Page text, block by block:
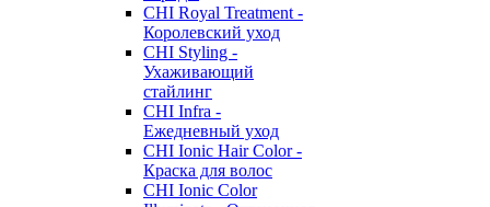
CHI Royal Treatment -
Королевский уход
CHI Styling -
Ухаживающий
стайлинг
CHI Infra -
Ежедневный уход
CHI Ionic Hair Color -
Краска для волос
CHI Ionic Color